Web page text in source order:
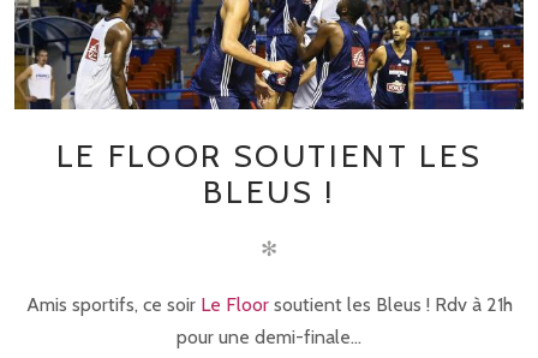
LE FLOOR SOUTIENT LES
BLEUS !
✻
Amis sportifs, ce soir Le Floorsoutient les Bleus ! Rdv à 21h
pour une demi-finale...